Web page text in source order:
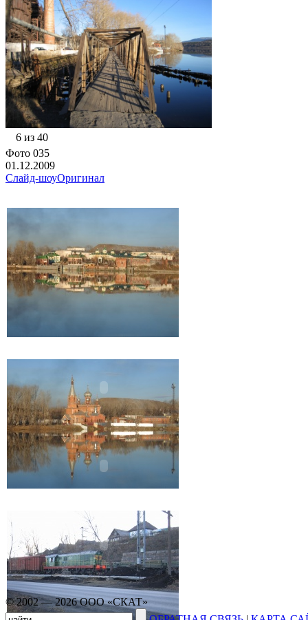
6 из 40
Фото 035
01.12.2009
Слайд-шоуОригинал
© 2002 — 2026 ООО «СКАТ»